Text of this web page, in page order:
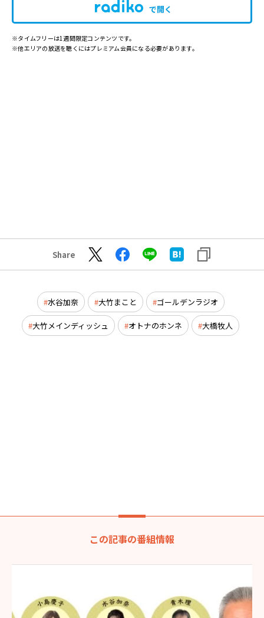
で開く
※タイムフリーは1週間限定コンテンツです。
※他エリアの放送を聴くにはプレミアム会員になる必要があります。
Share
水谷加奈 大竹まこと ゴールデンラジオ
大竹メインディッシュ オトナのホンネ 大橋牧人
この記事の番組情報